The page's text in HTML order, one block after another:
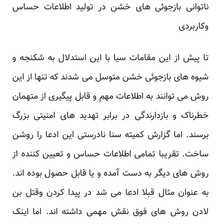
ناتوانی بازجوئی های خشن در تولید اطلاعات حساس
وکاربردی
تا پیش از این مقامات سیا با این استدلال به شکنجه و
شیوه های بازجوئی خشن متوسل می شدند که تنها از این
روش می توانند به اطلاعات مهم و قابل پیگیری از متهمان
خطرناک و بازدارندگی در برابر تهدید های امنیتی بزرگ
برسند. اما گزارش کمیته سنا نادرستی این ادعا را روشن
ساخت. تقریبا تمامی اطلاعات حساس و تعیین کننده از
روش های دیگر به دست آمده و یا قابل حصول بوده اند.
به عنوان مثال قبلا ادعا می شد در پیدا کردن وقتل بن
لادن روش های فوق نقش مهمی داشته اند. اما اینک